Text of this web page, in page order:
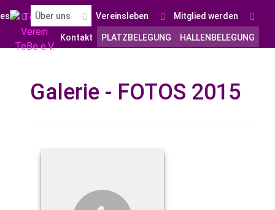
Über uns Vereinsleben Mitglied werden
Kontakt PLATZBELEGUNG HALLENBELEGUNG
Galerie - FOTOS 2015